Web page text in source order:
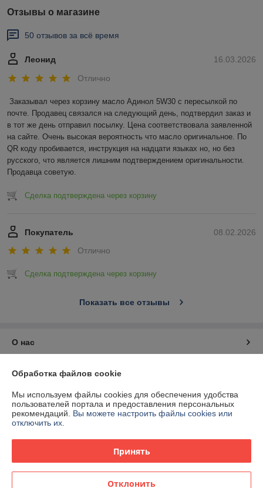
Отзывы о магазине
50 отзывов за всё время
16.03.2026
Леонид
Отлично
Заказывал через корзину масло Адинол 5W30 с пересылкой по
почте. Продавец связался на следующий день, подтвердил заказ и
в тот же день отправил посылку. Цена соответствовала заявленной
на сайте. Очень высокая вероятность что масло оригинальное. По
QR коду пробивается, инструкция на надцати языках но, но без
русского, что является лишним подтверждением оригинальности.
Продавца советую.
Сделка подтверждена через корзину
08.02.2026
Покупатель
Отлично
Сделка подтверждена через корзину
Показать все отзывы
О нас
Контакты
Доставка и оплата
График работы
Политика обработки cookies
Обработка файлов cookie
Мы используем файлы cookies для обеспечения удобства
пользователей портала и предоставления персональных
рекомендаций. Вы можете настроить файлы cookies или
отключить их.
Принять
Отклонить